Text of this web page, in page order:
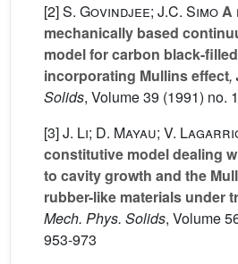
[2]S. Govindjee; J.C. SimoA
mechanically based
model for carbon black-
incorporating Mullins effect,
Solids, Volume 39 (1991) no.
[3]J. Li; D. Mayau; V.
constitutive model dealing
to cavity growth and the
rubber-like materials under
Mech. Phys. Solids, Volume
953-973